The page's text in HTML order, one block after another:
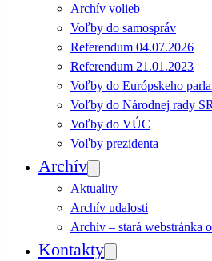
Archív volieb
Voľby do samospráv
Referendum 04.07.2026
Referendum 21.01.2023
Voľby do Európskeho
Voľby do Národnej rady SR
Voľby do VÚC
Voľby prezidenta
Archív
Aktuality
Archív udalosti
Archív – stará webstránka
Kontakty